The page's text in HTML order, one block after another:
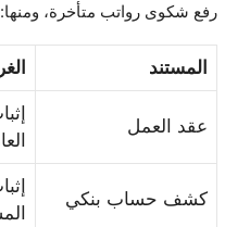
رفع شكوى رواتب متأخرة، ومنها:
المستند
عقد العمل
كشف حساب بنكي